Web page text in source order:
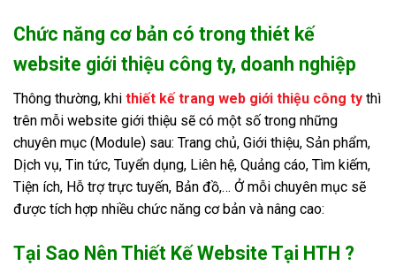
Chức năng cơ bản có trong thiét kế
website giới thiệu công ty, doanh nghiệp
Thông thường, khi thiết kế trang web giới thiệu công ty thì
trên mỗi website giới thiệu sẽ có một số trong những
chuyên mục (Module) sau: Trang chủ, Giới thiệu, Sản phẩm,
Dịch vụ, Tin tức, Tuyển dụng, Liên hệ, Quảng cáo, Tìm kiếm,
Tiện ích, Hỗ trợ trực tuyến, Bản đồ,… Ở mỗi chuyên mục sẽ
được tích hợp nhiều chức năng cơ bản và nâng cao:
Tại Sao Nên Thiết Kế Website Tại HTH ?